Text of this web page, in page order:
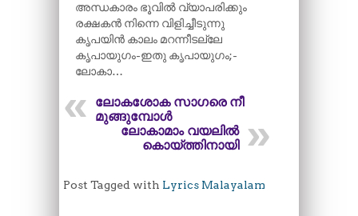
അന്ധകാരം ഭൂവിൽ വ്യാപരിക്കും
രക്ഷകൻ നിന്നെ വിളിച്ചീടുന്നു
കൃപയിൻ കാലം മറന്നീടല്ലേ
കൃപായുഗം-ഇതു കൃപായുഗം;-
ലോകാ…
ലോകശോക സാഗരെ നീ
മുങ്ങുമ്പോൾ
ലോകാമാം വയലിൽ
കൊയ്ത്തിനായി
Post Tagged with Lyrics Malayalam